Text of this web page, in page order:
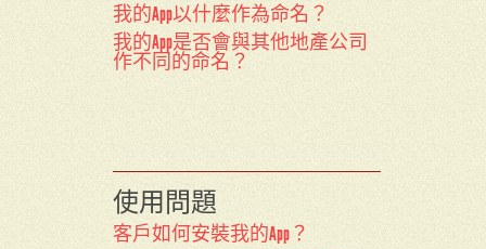
我的App以什麼作為命名？
我的App是否會與其他地產公司
作不同的命名？
使用問題
客戶如何安裝我的App？